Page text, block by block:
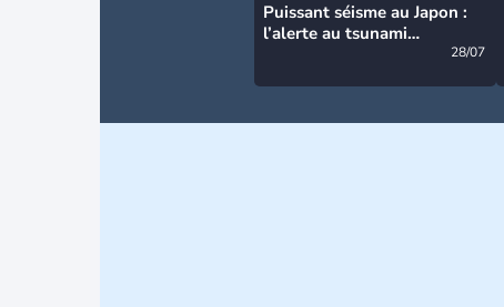
Puissant séisme au Japon :
l’alerte au tsunami
28/07